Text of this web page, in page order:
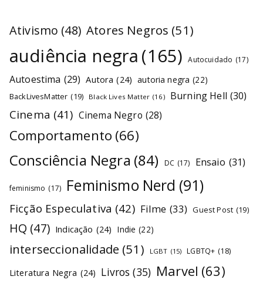
Ativismo (48) Atores Negros (51)
audiência negra (165) Autocuidado (17)
Autoestima (29) Autora (24) autoria negra (22)
BackLivesMatter (19) Black Lives Matter (16) Burning Hell (30)
Cinema (41) Cinema Negro (28)
Comportamento (66)
Consciência Negra (84) DC (17) Ensaio (31)
feminismo (17) Feminismo Nerd (91)
Ficção Especulativa (42) Filme (33) Guest Post (19)
HQ (47) Indicação (24) Indie (22)
interseccionalidade (51) LGBT (15) LGBTQ+ (18)
Literatura Negra (24) Livros (35) Marvel (63)